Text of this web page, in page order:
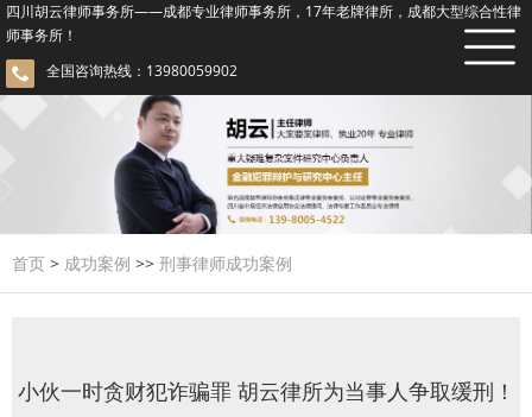
四川胡云律师事务所——成都专业律师事务所，17年老牌律所，成都大型综合性律
师事务所！
全国咨询热线：13980059902
首页 > 成功案例 >> 刑事律师成功案例
小伙一时贪财犯诈骗罪 胡云律所为当事人争取缓刑！